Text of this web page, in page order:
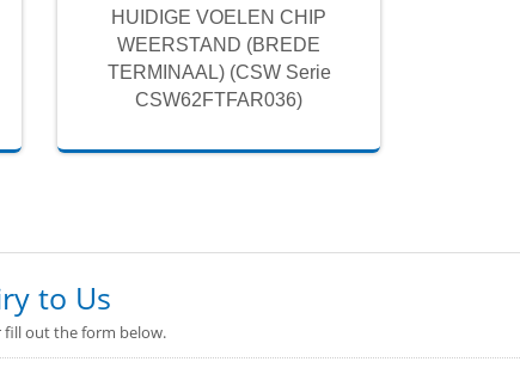
HUIDIGE VOELEN CHIP
WEERSTAND (BREDE
TERMINAAL) (CSW Serie
CSW62FTFAR036)